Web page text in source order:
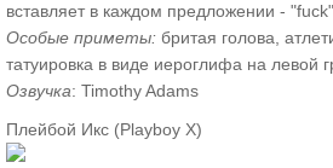
вставляет в каждом предложении - "fuck".
Особые приметы: бритая голова,
татуировка в виде иероглифа на левой
Озвучка: Timothy Adams
Плейбой Икс (Playboy X)